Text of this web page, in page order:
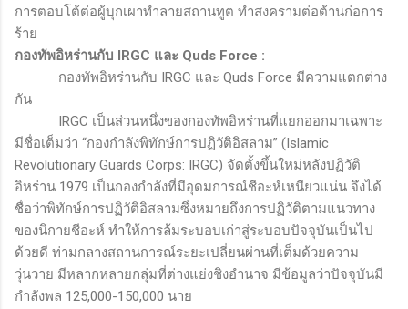
การตอบโต้ต่อผู้บุกเผาทำลายสถานทูต ทำสงครามต่อต้านก่อการ
ร้าย
กองทัพอิหร่านกับ IRGC และ Quds Force :
กองทัพอิหร่านกับ IRGC และ Quds Force มีความแตกต่าง
กัน
IRGC เป็นส่วนหนึ่งของกองทัพอิหร่านที่แยกออกมาเฉพาะ
มีชื่อเต็มว่า “กองกำลังพิทักษ์การปฏิวัติอิสลาม” (Islamic
Revolutionary Guards Corps: IRGC) จัดตั้งขึ้นใหม่หลังปฏิวัติ
อิหร่าน 1979 เป็นกองกำลังที่มีอุดมการณ์ชีอะห์เหนียวแน่น จึงได้
ชื่อว่าพิทักษ์การปฏิวัติอิสลามซึ่งหมายถึงการปฏิวัติตามแนวทาง
ของนิกายชีอะห์ ทำให้การล้มระบอบเก่าสู่ระบอบปัจจุบันเป็นไป
ด้วยดี ท่ามกลางสถานการณ์ระยะเปลี่ยนผ่านที่เต็มด้วยความ
วุ่นวาย มีหลากหลายกลุ่มที่ต่างแย่งชิงอำนาจ มีข้อมูลว่าปัจจุบันมี
กำลังพล 125,000-150,000 นาย